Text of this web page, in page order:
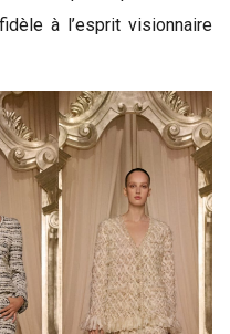
à l’esprit visionnaire